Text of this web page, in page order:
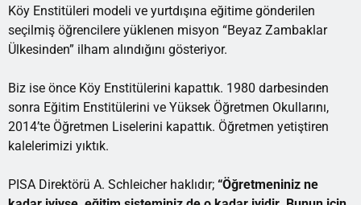
Köy Enstitüleri modeli ve yurtdışına eğitime gönderilen
seçilmiş öğrencilere yüklenen misyon “Beyaz Zambaklar
Ülkesinden” ilham alındığını gösteriyor.
Biz ise önce Köy Enstitülerini kapattık. 1980 darbesinden
sonra Eğitim Enstitülerini ve Yüksek Öğretmen Okullarını,
2014’te Öğretmen Liselerini kapattık. Öğretmen yetiştiren
kalelerimizi yıktık.
PISA Direktörü A. Schleicher haklıdır; “Öğretmeniniz ne